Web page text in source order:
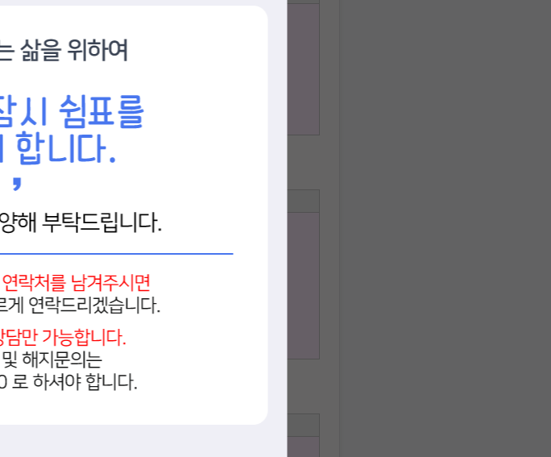
38,500
4년 사용 시, 행사가 월 38,500원
41,800
39,760
★ LG인터넷 + IPTV ★
유튜브 시청가능
WIFI 무선공유기
3년 사용 시, 행사가 월 39,760원